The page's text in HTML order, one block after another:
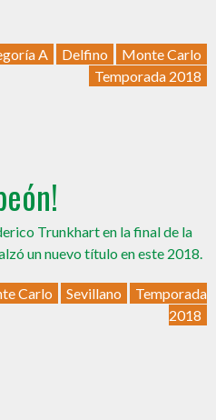
A Delfino
Monte Carlo
Temporada 2018
Trunkhart en la final de la
un nuevo título en este 2018.
Carlo Sevillano
Temporada
2018